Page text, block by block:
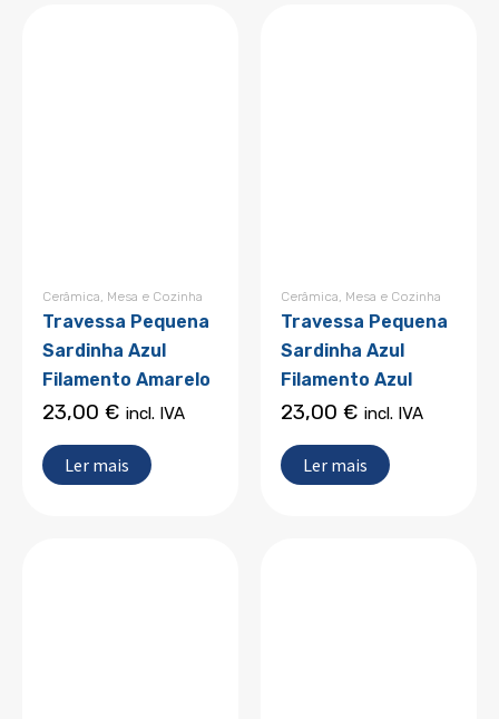
Cerâmica, Mesa e Cozinha
Travessa Pequena
Sardinha Azul
Filamento Amarelo
23,00 € incl. IVA
Ler mais
Cerâmica, Mesa e Cozinha
Travessa Pequena
Sardinha Azul
Filamento Azul
23,00 € incl. IVA
Ler mais